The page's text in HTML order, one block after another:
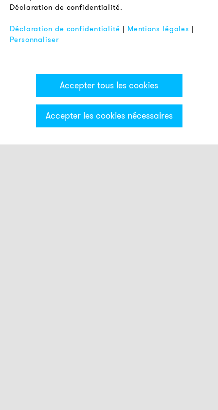
Catégories & Filter
Mentions Légales
Déclaration de confidentialité.
Déclaration de confidentialité | Mentions légales |
Personnaliser
Accepter tous les cookies
Accepter les cookies nécessaires